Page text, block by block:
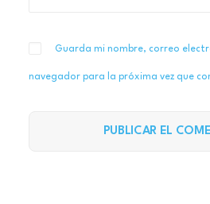
Guarda mi nombre, correo
navegador para la próxima vez que